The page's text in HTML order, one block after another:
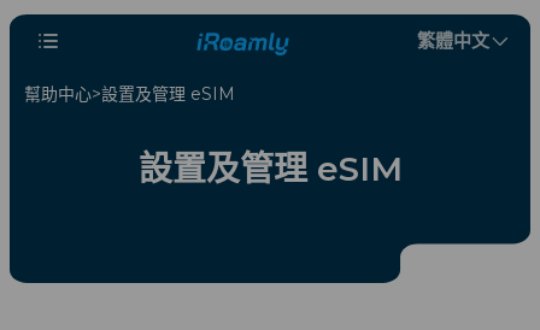
繁體中文
幫助中心 設置及管理 eSIM
設置及管理 eSIM